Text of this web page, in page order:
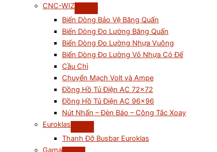
CNC-WIZ
Biến Dòng Bảo Vệ Băng Quấn
Biến Dòng Đo Lường Băng Quấn
Biến Dòng Đo Lường Nhựa Vuông
Biến Dòng Đo Lường Vỏ Nhựa Có Đế
Cầu Chì
Chuyển Mạch Volt và Ampe
Đồng Hồ Tủ Điện AC 72×72
Đồng Hồ Tủ Điện AC 96×96
Nút Nhấn – Đèn Báo – Công Tắc Xoay
Euroklas
Thanh Đỡ Busbar Euroklas
Gama